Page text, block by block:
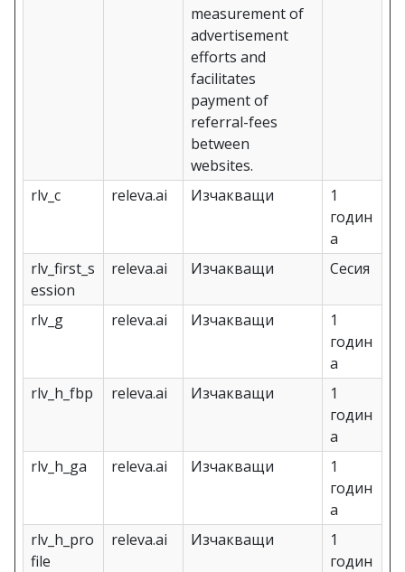
measurement of
advertisement
efforts and
facilitates
payment of
referral-fees
between
websites.
rlv_c releva.ai Изчакващи
1
годин
а
rlv_first_s
ession
releva.ai Изчакващи Сесия
rlv_g releva.ai Изчакващи
1
годин
а
rlv_h_fbp
releva.ai Изчакващи
1
годин
а
rlv_h_ga
releva.ai Изчакващи
1
годин
а
rlv_h_pro
file
releva.ai Изчакващи
1
годин